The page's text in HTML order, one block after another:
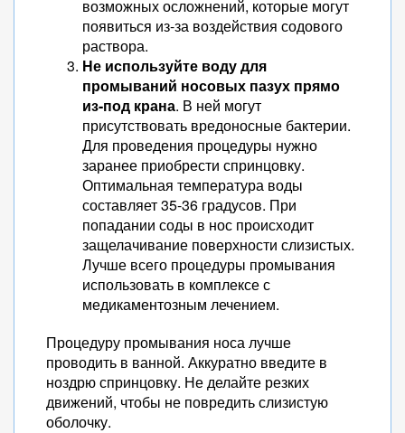
возможных осложнений, которые могут
появиться из-за воздействия содового
раствора.
Не используйте воду для
промываний носовых пазух прямо
из-под крана. В ней могут
присутствовать вредоносные бактерии.
Для проведения процедуры нужно
заранее приобрести спринцовку.
Оптимальная температура воды
составляет 35-36 градусов. При
попадании соды в нос происходит
защелачивание поверхности слизистых.
Лучше всего процедуры промывания
использовать в комплексе с
медикаментозным лечением.
Процедуру промывания носа лучше
проводить в ванной. Аккуратно введите в
ноздрю спринцовку. Не делайте резких
движений, чтобы не повредить слизистую
оболочку.